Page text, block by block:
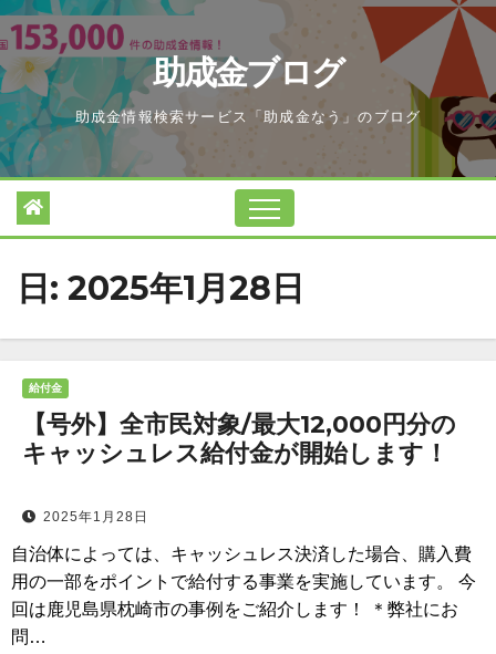
Skip
to
content
助成金ブログ
助成金情報検索サービス「助成金なう」のブログ
日: 2025年1月28日
給付金
【号外】全市民対象/最大12,000円分の
キャッシュレス給付金が開始します！
2025年1月28日
自治体によっては、キャッシュレス決済した場合、購入費
用の一部をポイントで給付する事業を実施しています。 今
回は鹿児島県枕崎市の事例をご紹介します！ ＊弊社にお
問…